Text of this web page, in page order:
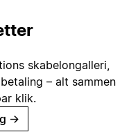
skabelongalleri,
– alt sammen
klik.
→